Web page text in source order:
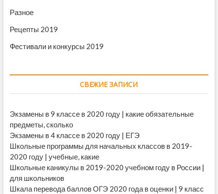
Разное
Рецепты 2019
Фестивали и конкурсы 2019
СВЕЖИЕ ЗАПИСИ
Экзамены в 9 классе в 2020 году | какие обязательные
предметы, сколько
Экзамены в 4 классе в 2020 году | ЕГЭ
Школьные программы для начальных классов в 2019-
2020 году | учебные, какие
Школьные каникулы в 2019-2020 учебном году в России |
для школьников
Шкала перевода баллов ОГЭ 2020 года в оценки | 9 класс